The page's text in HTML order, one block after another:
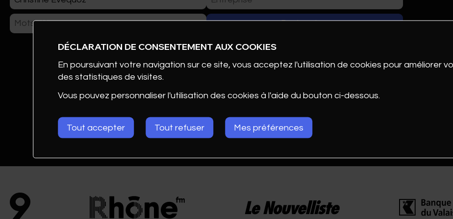
ÉVÉNEMENTS
CLUB DE COM AWARDS
PHOTOS
FORMATION & DOCUMENTATION
CONTACT
Christine
Evéquoz
et personnel
DÉCLARATION DE CONSENTEMENT AUX COOKIES
En poursuivant votre navigation sur ce site, vous acceptez l'utilisation de cookies pour améliorer
des statistiques de visites.
Vous pouvez personnaliser l'utilisation des cookies à l'aide du bouton ci-dessous.
Tout accepter Tout refuser Mes préférences